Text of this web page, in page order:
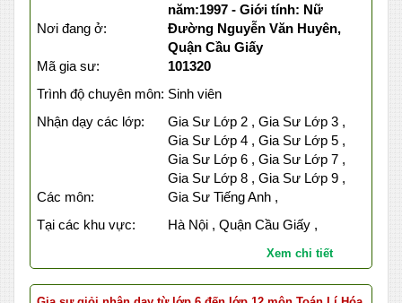
năm:1997 - Giới tính: Nữ
Nơi đang ở:
Đường Nguyễn Văn Huyên,
Quận Cầu Giấy
Mã gia sư:
101320
Trình độ chuyên môn: Sinh viên
Nhận dạy các lớp:
Gia Sư Lớp 2 , Gia Sư Lớp 3 ,
Gia Sư Lớp 4 , Gia Sư Lớp 5 ,
Gia Sư Lớp 6 , Gia Sư Lớp 7 ,
Gia Sư Lớp 8 , Gia Sư Lớp 9 ,
Các môn:
Gia Sư Tiếng Anh ,
Tại các khu vực:
Hà Nội , Quận Cầu Giấy ,
Xem chi tiết